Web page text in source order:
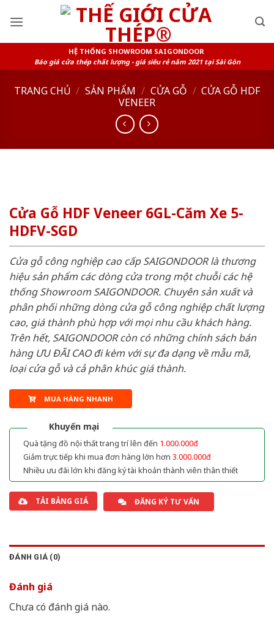
HỆ THỐNG SHOWROOM SAIGONDOOR
Báo giá cửa thép chất lượng - giá siêu rẻ năm 2021 tại Sài Gòn
TRANG CHỦ / SẢN PHẨM / CỬA GỖ / CỬA GỖ HDF
VENEER
Cửa Gỗ HDF Veneer 6GL-Căm Xe 5-
HDFV-SGD
Cửa gỗ công nghiệp cao cấp SAIGONDOOR là thương
hiệu sản phẩm các dòng cửa trong một chuỗi các hệ
thống Showroom SAIGONDOOR. Chuyên sản xuất và
phân phối những dòng cửa gỗ công nghiệp chất lượng
cao, giá thành phù hợp với mọi nhu cầu khách hàng.
Trên hết, SAIGONDOOR còn có những chính sách bán
hàng ƯU ĐÃI CAO đi kèm với sự đa dạng về mẫu mã,
loại cửa gỗ và cả phân khúc giá thành.
MUA HÀNG NHANH
Khuyến mại
Quà tặng đồ nội thất trang trí lên đến 1.000.000đ
Giảm trực tiếp khi mua đơn hàng lớn hơn 3.000.000đ
Nhiều ưu đãi lớn khi đăng ký tài khoản thành viên thân thiết
TẢI BẢNG GIÁ ĐĂNG KÝ TƯ VẤN
ĐÁNH GIÁ (0)
Đánh giá
Chưa có đánh giá nào.